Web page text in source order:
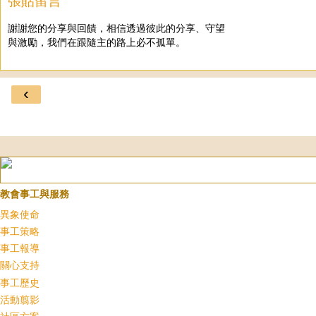
謝謝您的分享與回饋，相信透過彼此的分享、守望
與激勵，我們在跟隨主的路上必不孤單。
‹
教會事工與服務
異象使命
事工策略
事工報導
關心支持
事工歷史
活動翦影